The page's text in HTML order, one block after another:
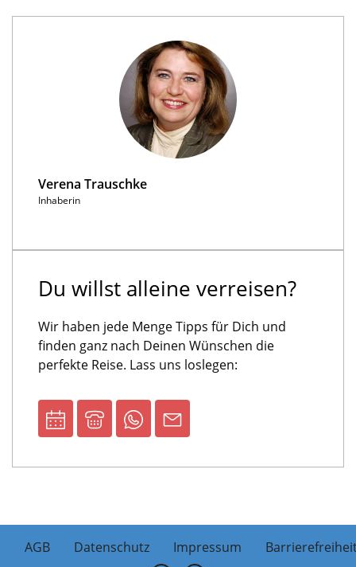
Verena Trauschke
Inhaberin
Du willst alleine verreisen?
Wir haben jede Menge Tipps für Dich und
finden ganz nach Deinen Wünschen die
perfekte Reise. Lass uns loslegen:
AGB Datenschutz Impressum